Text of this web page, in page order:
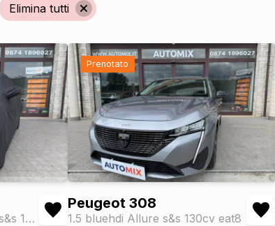
Elimina tutti
1.5 bluehdi Business Adas s&s 130cv eat8
Prenotato
Peugeot 308
1.5 bluehdi Allure s&s 130cv eat8